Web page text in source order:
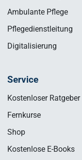
Ambulante Pflege
Pflegedienstleitung
Digitalisierung
Service
Kostenloser Ratgeber
Fernkurse
Shop
Kostenlose E-Books